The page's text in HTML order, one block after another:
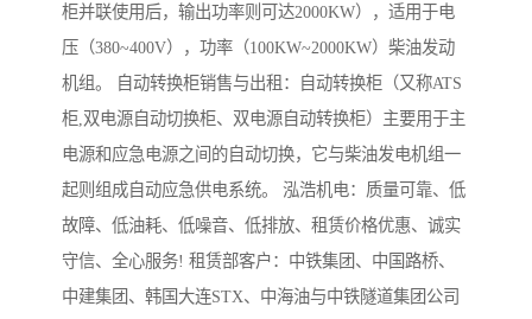
柜并联使用后，输出功率则可达2000KW），适用于电
压（380~400V），功率（100KW~2000KW）柴油发动
机组。 自动转换柜销售与出租：自动转换柜（又称ATS
柜,双电源自动切换柜、双电源自动转换柜）主要用于主
电源和应急电源之间的自动切换，它与柴油发电机组一
起则组成自动应急供电系统。 泓浩机电：质量可靠、低
故障、低油耗、低噪音、低排放、租赁价格优惠、诚实
守信、全心服务! 租赁部客户：中铁集团、中国路桥、
中建集团、韩国大连STX、中海油与中铁隧道集团公司